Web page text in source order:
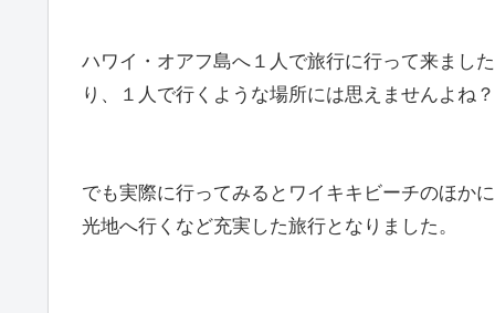
ハワイ・オアフ島へ１人で旅行に行って来まし
り、１人で行くような場所には思えませんよね？
でも実際に行ってみるとワイキキビーチのほか
光地へ行くなど充実した旅行となりました。